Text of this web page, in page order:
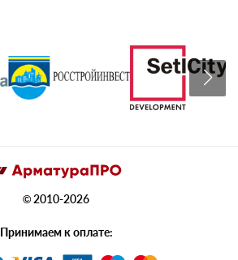
© 2010-2026
Принимаем к оплате: